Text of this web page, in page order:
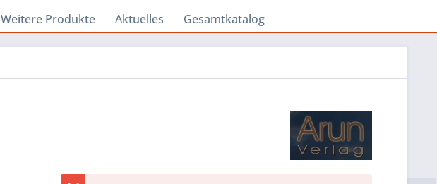
Weitere Produkte Aktuelles Gesamtkatalog